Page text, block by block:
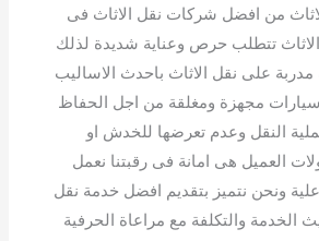
من افضل شركات نقل الاثاث فى
تتطلب حرص وعناية شديدة لذلك
على نقل الاثاث باحدث الاساليب
مجهزة ومغلقة من اجل الحفاظ
النقل وعدم تعرضها للخدش او
العميل هى امانة فى رقبتنا نعمل
ونحن نتميز بتقديم افضل خدمة نقل
والتكلفة مع مراعاة الحرفية